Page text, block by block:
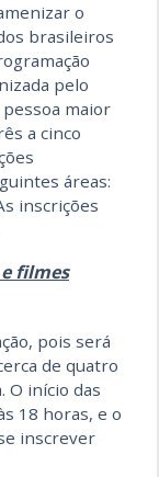
o
brasileiros
pelo
maior
a cinco
áreas:
inscrições
filmes
pois será
de quatro
O início das
18 horas, e o
inscrever